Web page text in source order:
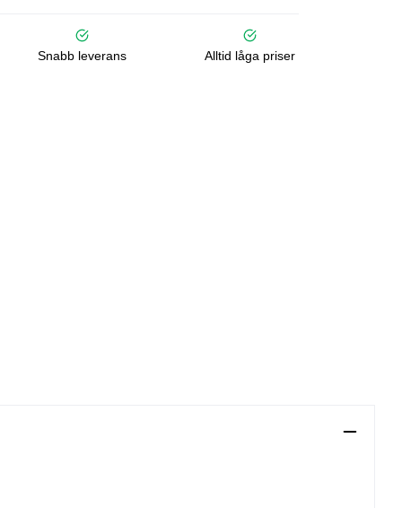
Snabb leverans Alltid låga priser